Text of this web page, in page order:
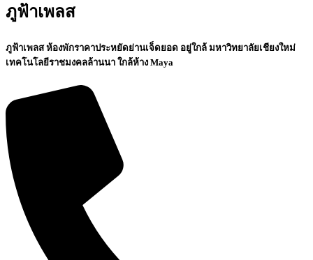
ภูฟ้าเพลส
ภูฟ้าเพลส ห้องพักราคาประหยัดย่านเจ็ดยอด อยู่ใกล้ มหาวิทยาลัยเชียงใหม่
เทคโนโลยีราชมงคลล้านนา ใกล้ห้าง Maya